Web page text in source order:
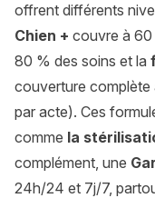
offrent différents
Chien + couvre à 60
80 % des soins et la
couverture
par acte). Ces
comme la
complément, une
24h/24 et 7j/7,